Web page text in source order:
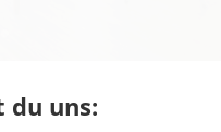
du uns: